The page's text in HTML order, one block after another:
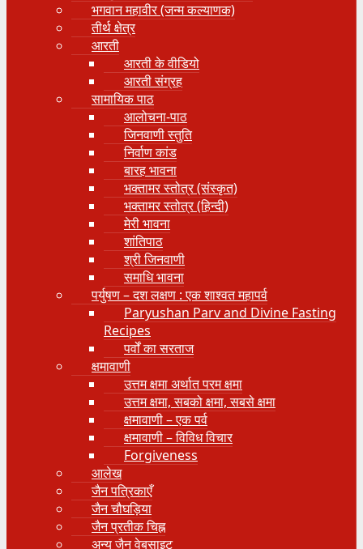
भगवान महावीर (जन्म कल्याणक)
तीर्थ क्षेत्र
आरती
आरती के वीडियो
आरती संग्रह
सामायिक पाठ
आलोचना-पाठ
जिनवाणी स्तुति
निर्वाण कांड
बारह भावना
भक्तामर स्तोत्र (संस्कृत)
भक्तामर स्तोत्र (हिन्दी)
मेरी भावना
शांतिपाठ
श्री जिनवाणी
समाधि भावना
पर्युषण – दश लक्षण : एक शाश्वत महापर्व
Paryushan Parv and Divine Fasting
Recipes
पर्वों का सरताज
क्षमावाणी
उत्तम क्षमा अर्थात परम क्षमा
उत्तम क्षमा, सबको क्षमा, सबसे क्षमा
क्षमावाणी – एक पर्व
क्षमावाणी – विविध विचार
Forgiveness
आलेख
जैन पत्रिकाएँ
जैन चौघड़िया
जैन प्रतीक चिह्न
अन्य जैन वेबसाइट